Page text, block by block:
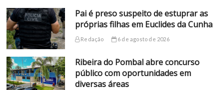
Pai é preso suspeito de estuprar as
próprias filhas em Euclides da Cunha
Redação 6 de agosto de 2026
Ribeira do Pombal abre concurso
público com oportunidades em
diversas áreas